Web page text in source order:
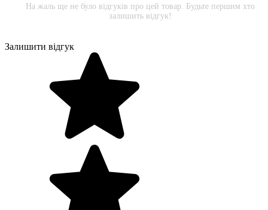
На жаль ще не було відгуків про цей товар. Будьте першим хто
залишить відгук!
Залишити відгук